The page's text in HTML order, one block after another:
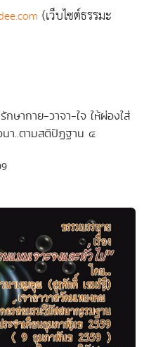
(เว็บไซต์ธรรมะ
ษากาย-วาจา-ใจ ให้ผ่องใส่
นา..ตามสติปัฏฐาน ๔